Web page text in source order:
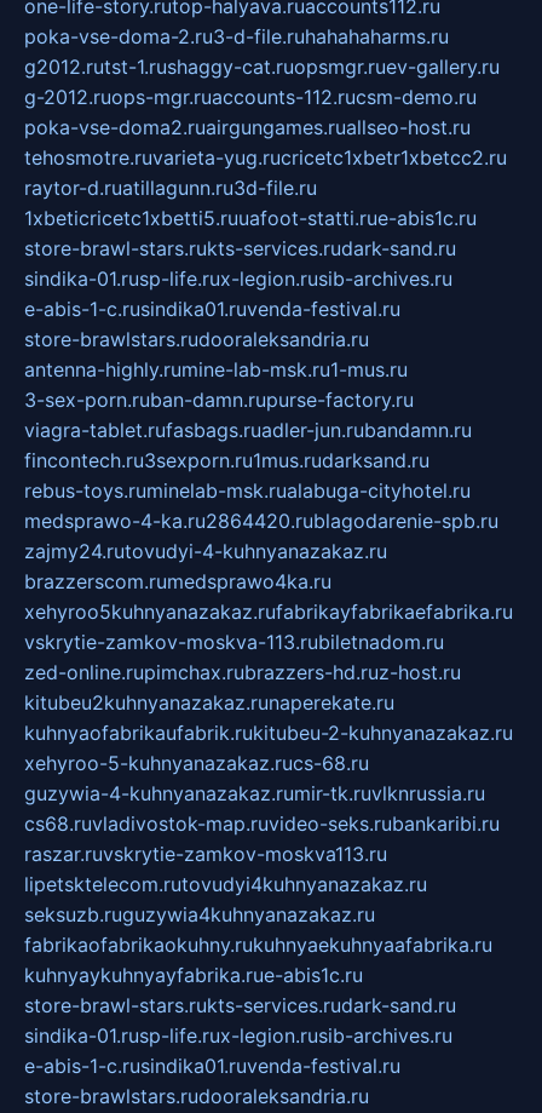
one-life-story.rutop-halyava.ruaccounts112.ru
poka-vse-doma-2.ru3-d-file.ruhahahaharms.ru
g2012.rutst-1.rushaggy-cat.ruopsmgr.ruev-gallery.ru
g-2012.ruops-mgr.ruaccounts-112.rucsm-demo.ru
poka-vse-doma2.ruairgungames.ruallseo-host.ru
tehosmotre.ruvarieta-yug.rucricetc1xbetr1xbetcc2.ru
raytor-d.ruatillagunn.ru3d-file.ru
1xbeticricetc1xbetti5.ruuafoot-statti.rue-abis1c.ru
store-brawl-stars.rukts-services.rudark-sand.ru
sindika-01.rusp-life.rux-legion.rusib-archives.ru
e-abis-1-c.rusindika01.ruvenda-festival.ru
store-brawlstars.rudooraleksandria.ru
antenna-highly.rumine-lab-msk.ru1-mus.ru
3-sex-porn.ruban-damn.rupurse-factory.ru
viagra-tablet.rufasbags.ruadler-jun.rubandamn.ru
fincontech.ru3sexporn.ru1mus.rudarksand.ru
rebus-toys.ruminelab-msk.rualabuga-cityhotel.ru
medsprawo-4-ka.ru2864420.rublagodarenie-spb.ru
zajmy24.rutovudyi-4-kuhnyanazakaz.ru
brazzerscom.rumedsprawo4ka.ru
xehyroo5kuhnyanazakaz.rufabrikayfabrikaefabrika.ru
vskrytie-zamkov-moskva-113.rubiletnadom.ru
zed-online.rupimchax.rubrazzers-hd.ruz-host.ru
kitubeu2kuhnyanazakaz.runaperekate.ru
kuhnyaofabrikaufabrik.rukitubeu-2-kuhnyanazakaz.ru
xehyroo-5-kuhnyanazakaz.rucs-68.ru
guzywia-4-kuhnyanazakaz.rumir-tk.ruvlknrussia.ru
cs68.ruvladivostok-map.ruvideo-seks.rubankaribi.ru
raszar.ruvskrytie-zamkov-moskva113.ru
lipetsktelecom.rutovudyi4kuhnyanazakaz.ru
seksuzb.ruguzywia4kuhnyanazakaz.ru
fabrikaofabrikaokuhny.rukuhnyaekuhnyaafabrika.ru
kuhnyaykuhnyayfabrika.rue-abis1c.ru
store-brawl-stars.rukts-services.rudark-sand.ru
sindika-01.rusp-life.rux-legion.rusib-archives.ru
e-abis-1-c.rusindika01.ruvenda-festival.ru
store-brawlstars.rudooraleksandria.ru